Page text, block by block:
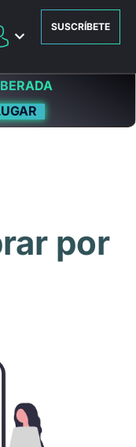
SUSCRÍBETE
por